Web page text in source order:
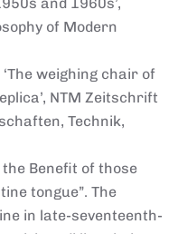
and 1960s’,
of Modern
weighing chair of
NTM Zeitschrift
Technik,
the Benefit of those
tongue”. The
in late-seventeenth-